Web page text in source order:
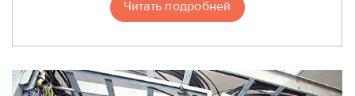
Читать подробней